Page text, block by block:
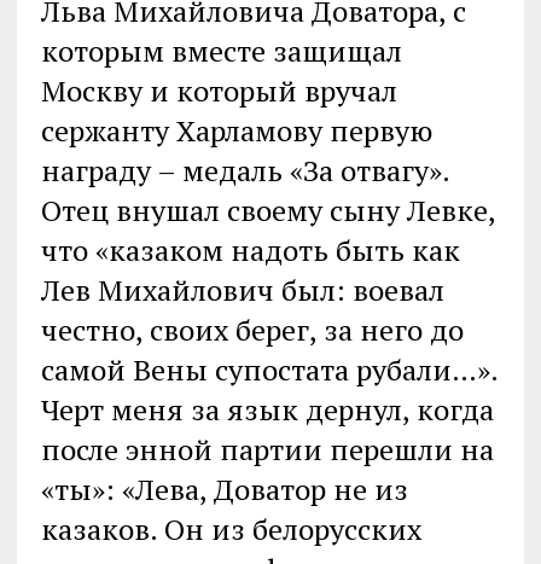
Льва Михайловича Доватора, с
которым вместе защищал
Москву и который вручал
сержанту Харламову первую
награду – медаль «За отвагу».
Отец внушал своему сыну Левке,
что «казаком надоть быть как
Лев Михайлович был: воевал
честно, своих берег, за него до
самой Вены супостата рубали…».
Черт меня за язык дернул, когда
после энной партии перешли на
«ты»: «Лева, Доватор не из
казаков. Он из белорусских